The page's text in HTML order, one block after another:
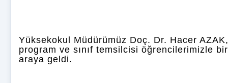
Yüksekokul Müdürümüz Doç. Dr. Hacer AZAK,
program ve sınıf temsilcisi öğrencilerimizle bir
araya geldi.